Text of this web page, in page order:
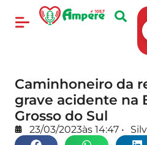
Caminhoneiro da
grave acidente na
Grosso do Sul
23/03/2023às 14:47 •